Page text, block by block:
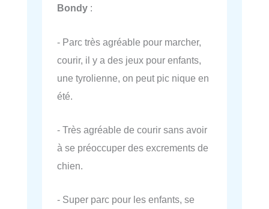
Bondy :
- Parc très agréable pour marcher,
courir, il y a des jeux pour enfants,
une tyrolienne, on peut pic nique en
été.
- Très agréable de courir sans avoir
à se préoccuper des excrements de
chien.
- Super parc pour les enfants, se